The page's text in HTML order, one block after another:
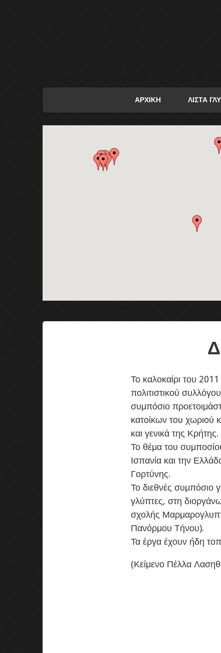
ΑΡΧΙΚΗ ΛΙΣΤΑ
Το καλοκαίρι του
πολιτιστικού
συμπόσιο
κατοίκων του χωριού
και γενικά της Κρήτης.
Το θέμα του
Ισπανία και την
Γορτύνης.
Το διεθνές συμπόσιο
γλύπτες, στη
σχολής
Πανόρμου Τήνου).
Τα έργα έχουν ήδη
(Κείμενο Πέλλα